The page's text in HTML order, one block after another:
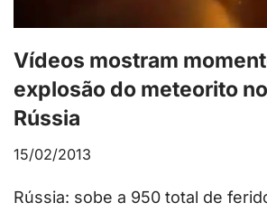
Vídeos mostram
explosão do meteorito
Rússia
15/02/2013
Rússia: sobe a 950 total de